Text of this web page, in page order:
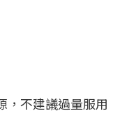
，不建議過量服用